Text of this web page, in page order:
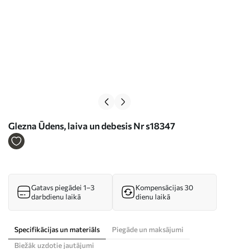
Glezna Ūdens, laiva un debesis Nr s18347
Gatavs piegādei 1–3
darbdienu laikā
Kompensācijas 30
dienu laikā
Specifikācijas un materiāls
Piegāde un maksājumi
Biežāk uzdotie jautājumi